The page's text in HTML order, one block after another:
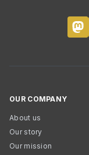
OUR COMPANY
About us
Our story
Our mission